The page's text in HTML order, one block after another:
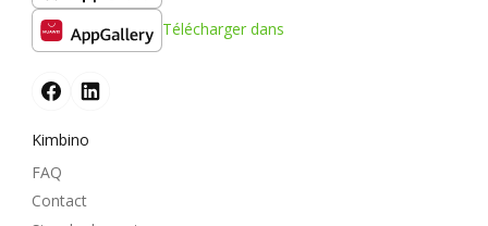
Télécharger dans
Kimbino
FAQ
Contact